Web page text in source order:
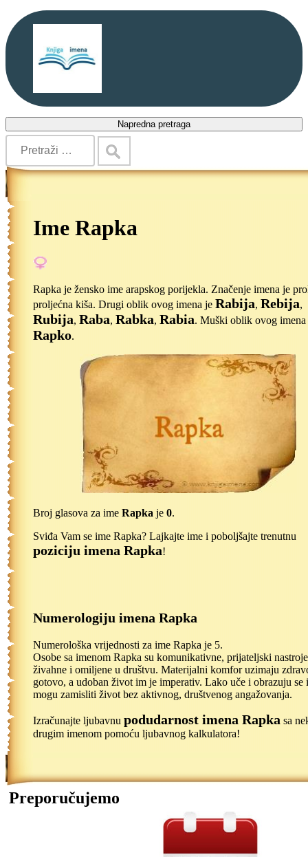
Napredna pretraga
Ime Rapka
Rapka je žensko ime arapskog porijekla. Značenje imena je
proljećna kiša. Drugi oblik ovog imena je Rabija, Rebija,
Rubija, Raba, Rabka, Rabia. Muški oblik ovog imena
Rapko.
Broj glasova za ime Rapka je 0.
Sviđa Vam se ime Rapka? Lajkajte ime i poboljšajte trenutnu
poziciju imena Rapka!
Numerologiju imena Rapka
Numerološka vrijednosti za ime Rapka je 5.
Osobe sa imenom Rapka su komunikativne, prijateljski
živahne i omiljene u društvu. Materijalni komfor uzimaju
gotovo, a udoban život im je imperativ. Lako uče i obrazuju se
mogu zamisliti život bez aktivnog, društvenog angažovanja.
Izračunajte ljubavnu podudarnost imena Rapka sa
drugim imenom pomoću ljubavnog kalkulatora!
Preporučujemo